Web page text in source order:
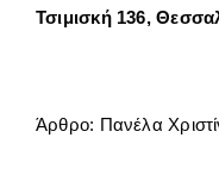
Τσιμισκή 136,
Άρθρο: Πανέλα